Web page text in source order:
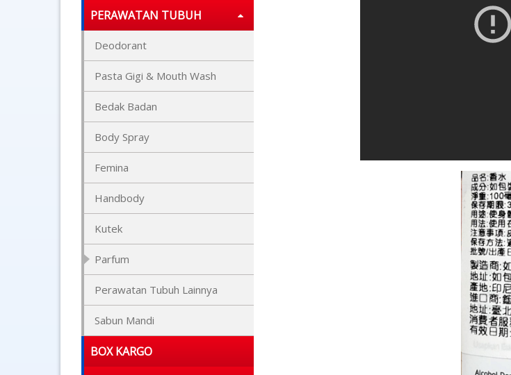
PERAWATAN TUBUH
Deodorant
Pasta Gigi & Mouth Wash
Bedak Badan
Body Spray
Femina
Handbody
Kutek
Parfum
Perawatan Tubuh Lainnya
Sabun Mandi
BOX KARGO